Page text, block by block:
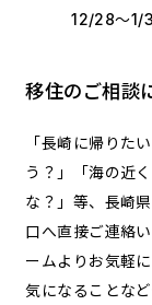
12/28～1/3
移住のご相談
「長崎に帰りた
う？」「海の近
な？」等、長崎
口へ直接ご連絡
ームよりお気軽
気になることな